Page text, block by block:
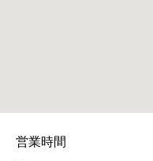
営業時間